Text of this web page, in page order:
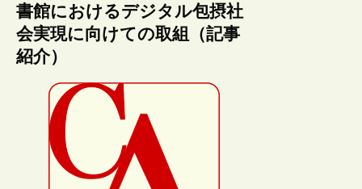
書館におけるデジタル包摂社
会実現に向けての取組（記事
紹介）